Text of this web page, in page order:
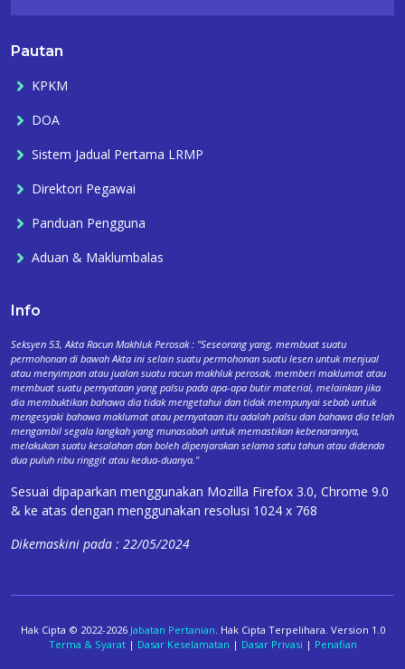
Pautan
KPKM
DOA
Sistem Jadual Pertama LRMP
Direktori Pegawai
Panduan Pengguna
Aduan & Maklumbalas
Info
Seksyen 53, Akta Racun Makhluk Perosak : "Seseorang yang, membuat suatu
permohonan di bawah Akta ini selain suatu permohonan suatu lesen untuk menjual
atau menyimpan atau jualan suatu racun makhluk perosak, memberi maklumat atau
membuat suatu pernyataan yang palsu pada apa-apa butir material, melainkan jika
dia membuktikan bahawa dia tidak mengetahui dan tidak mempunyai sebab untuk
mengesyaki bahawa maklumat atau pernyataan itu adalah palsu dan bahawa dia telah
mengambil segala langkah yang munasabah untuk memastikan kebenarannya,
melakukan suatu kesalahan dan boleh dipenjarakan selama satu tahun atau didenda
dua puluh ribu ringgit atau kedua-duanya."
Sesuai dipaparkan menggunakan Mozilla Firefox 3.0, Chrome 9.0
& ke atas dengan menggunakan resolusi 1024 x 768
Dikemaskini pada : 22/05/2024
Hak Cipta © 2022-2026 Jabatan Pertanian. Hak Cipta Terpelihara. Version 1.0
Terma & Syarat| Dasar Keselamatan | Dasar Privasi | Penafian